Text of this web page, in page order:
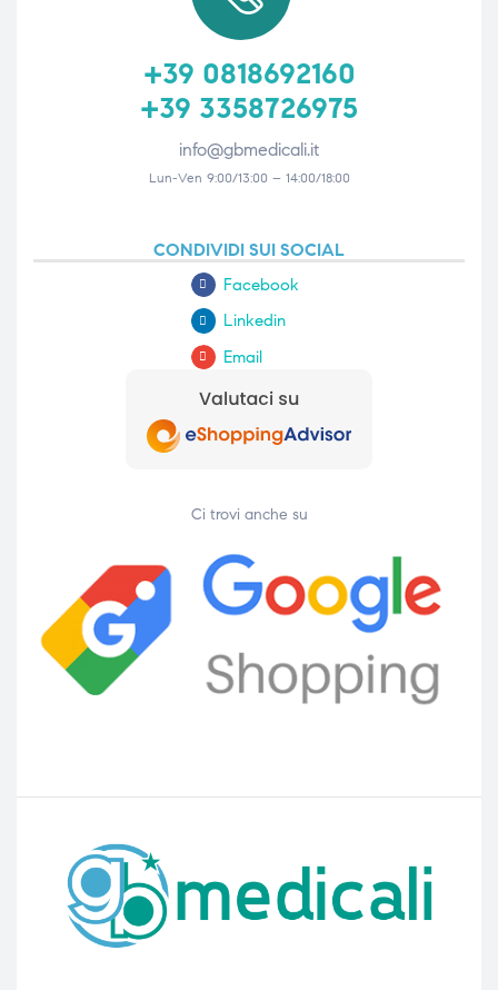
+39 0818692160
+39 3358726975
info@gbmedicali.it
Lun-Ven 9:00/13:00 – 14:00/18:00
CONDIVIDI SUI SOCIAL
Facebook
Linkedin
Email
Ci trovi anche su